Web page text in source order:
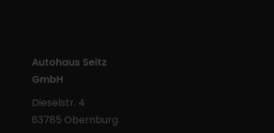
Autohaus Seitz
GmbH
Dieselstr. 4
63785 Obernburg